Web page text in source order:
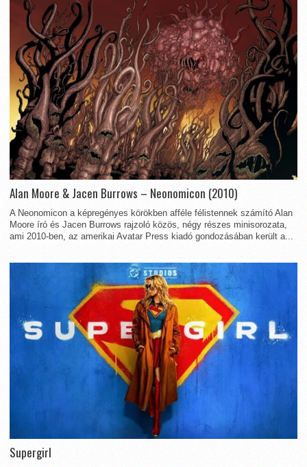
Alan Moore & Jacen Burrows – Neonomicon (2010)
A Neonomicon a képregényes körökben afféle félistennek számító Alan
Moore író és Jacen Burrows rajzoló közös, négy részes minisorozata,
ami 2010-ben, az amerikai Avatar Press kiadó gondozásában került a...
Supergirl